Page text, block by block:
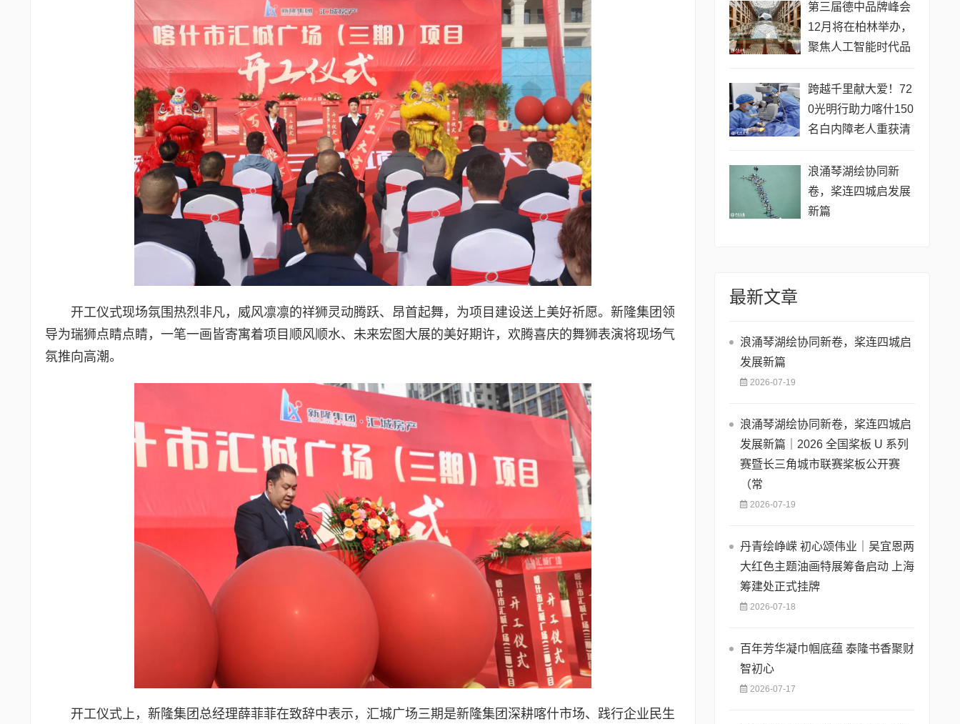
开工仪式现场氛围热烈非凡，威风凛凛的祥狮灵动腾跃、昂首起舞，为项目建设送上美好祈愿。新隆集团领
导为瑞狮点睛点睛，一笔一画皆寄寓着项目顺风顺水、未来宏图大展的美好期许，欢腾喜庆的舞狮表演将现场气
氛推向高潮。
开工仪式上，新隆集团总经理薛菲菲在致辞中表示，汇城广场三期是新隆集团深耕喀什市场、践行企业民生
第三届德中品牌峰会
12月将在柏林举办，
聚焦人工智能时代品
跨越千里献大爱！72
0光明行助力喀什150
名白内障老人重获清
浪涌琴湖绘协同新
卷，桨连四城启发展
新篇
最新文章
浪涌琴湖绘协同新卷，桨连四城启
发展新篇
2026-07-19
浪涌琴湖绘协同新卷，桨连四城启
发展新篇｜2026 全国桨板 U 系列
赛暨长三角城市联赛桨板公开赛
（常
2026-07-19
丹青绘峥嵘 初心颂伟业｜吴宜恩两
大红色主题油画特展筹备启动 上海
筹建处正式挂牌
2026-07-18
百年芳华凝巾帼底蕴 泰隆书香聚财
智初心
2026-07-17